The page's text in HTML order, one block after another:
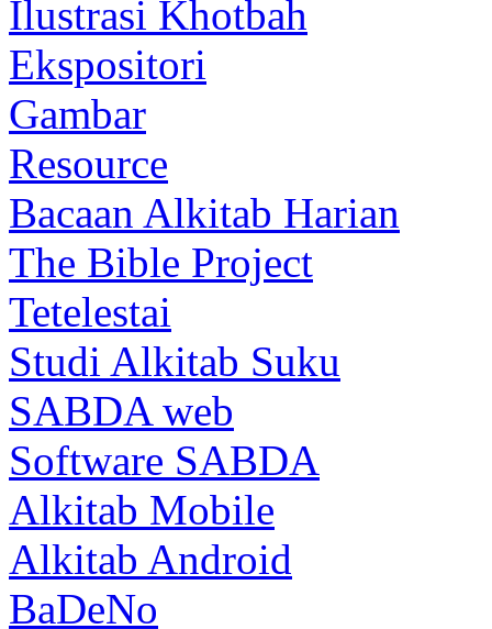
Ilustrasi Khotbah
Ekspositori
Gambar
Resource
Bacaan Alkitab Harian
The Bible Project
Tetelestai
Studi Alkitab Suku
SABDA web
Software SABDA
Alkitab Mobile
Alkitab Android
BaDeNo